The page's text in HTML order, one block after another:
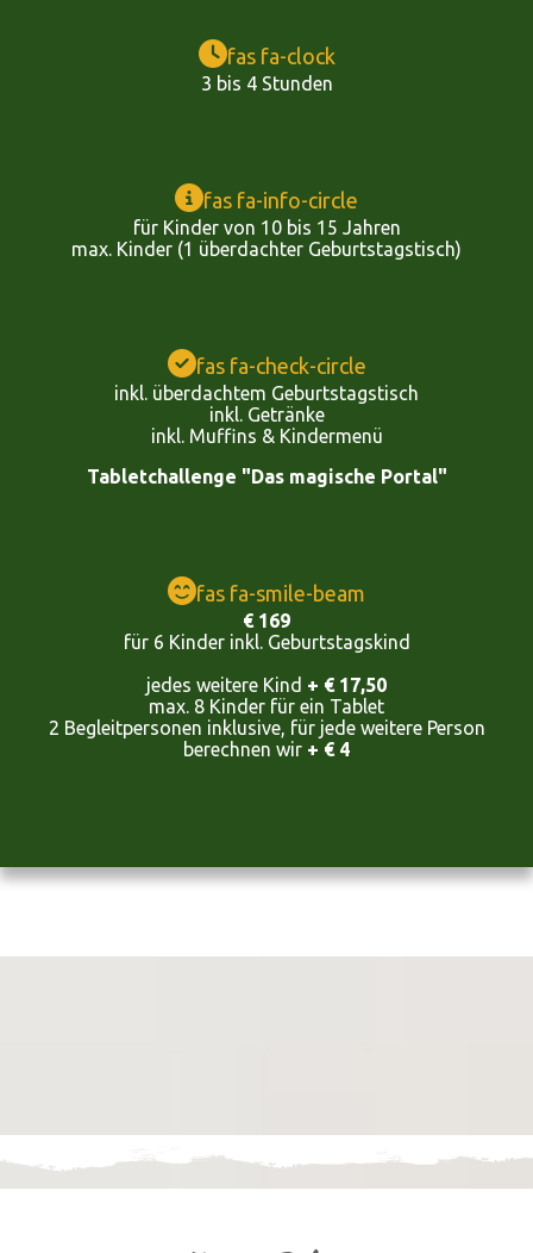
fas fa-clock
3 bis 4 Stunden
fas fa-info-circle
für Kinder von 10 bis 15 Jahren
max. Kinder (1 überdachter Geburtstagstisch)
fas fa-check-circle
inkl. überdachtem Geburtstagstisch
inkl. Getränke
inkl. Muffins & Kindermenü
Tabletchallenge "Das magische Portal"
fas fa-smile-beam
€ 169
für 6 Kinder inkl. Geburtstagskind
jedes weitere Kind + € 17,50
max. 8 Kinder für ein Tablet
2 Begleitpersonen inklusive, für jede weitere Person
berechnen wir + € 4